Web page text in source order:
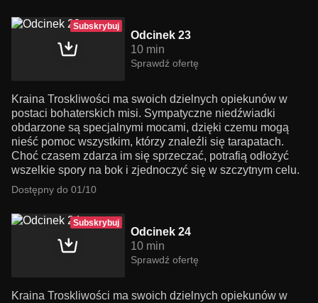
Subskrybuj
Odcinek 23
10 min
Sprawdź ofertę
Kraina Troskliwości ma swoich dzielnych opiekunów w
postaci bohaterskich misi. Sympatyczne niedźwiadki
obdarzone są specjalnymi mocami, dzięki czemu mogą
nieść pomoc wszystkim, którzy znaleźli się tarapatach.
Choć czasem zdarza im się sprzeczać, potrafią odłożyć
wszelkie spory na bok i zjednoczyć się w szczytnym celu.
Dostępny do 01/10
Subskrybuj
Odcinek 24
10 min
Sprawdź ofertę
Kraina Troskliwości ma swoich dzielnych opiekunów w